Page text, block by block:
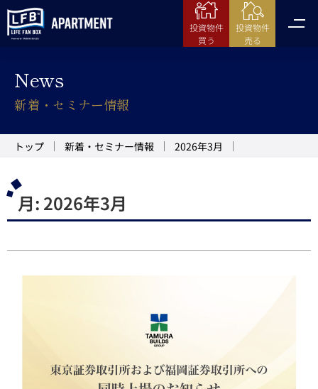
投資物件
買う
投資物件
売る
News
新着・セミナー情報
トップ 新着・セミナー情報 2026年3月
月: 2026年3月